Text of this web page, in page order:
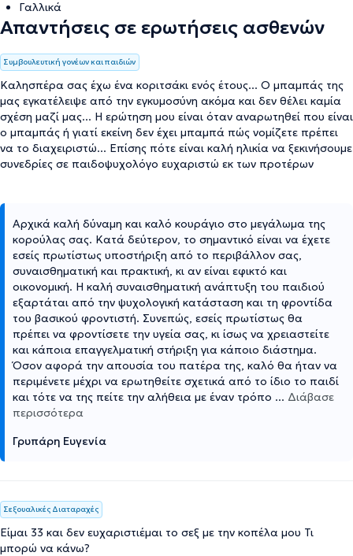
Γαλλικά
Απαντήσεις σε ερωτήσεις ασθενών
Συμβουλευτική γονέων και παιδιών
Καλησπέρα σας έχω ένα κοριτσάκι ενός έτους... Ο μπαμπάς της
μας εγκατέλειψε από την εγκυμοσύνη ακόμα και δεν θέλει καμία
σχέση μαζί μας... Η ερώτηση μου είναι όταν αναρωτηθεί που είναι
ο μπαμπάς ή γιατί εκείνη δεν έχει μπαμπά πώς νομίζετε πρέπει
να το διαχειριστώ... Επίσης πότε είναι καλή ηλικία να ξεκινήσουμε
συνεδρίες σε παιδοψυχολόγο ευχαριστώ εκ των προτέρων
Αρχικά καλή δύναμη και καλό κουράγιο στο μεγάλωμα της
κορούλας σας. Κατά δεύτερον, το σημαντικό είναι να έχετε
εσείς πρωτίστως υποστήριξη από το περιβάλλον σας,
συναισθηματική και πρακτική, κι αν είναι εφικτό και
οικονομική. Η καλή συναισθηματική ανάπτυξη του παιδιού
εξαρτάται από την ψυχολογική κατάσταση και τη φροντίδα
του βασικού φροντιστή. Συνεπώς, εσείς πρωτίστως θα
πρέπει να φροντίσετε την υγεία σας, κι ίσως να χρειαστείτε
και κάποια επαγγελματική στήριξη για κάποιο διάστημα.
Όσον αφορά την απουσία του πατέρα της, καλό θα ήταν να
περιμένετε μέχρι να ερωτηθείτε σχετικά από το ίδιο το παιδί
και τότε να της πείτε την αλήθεια με έναν τρόπο ... Διάβασε
περισσότερα
Γρυπάρη Ευγενία
Σεξουαλικές Διαταραχές
Είμαι 33 και δεν ευχαριστιέμαι το σεξ με την κοπέλα μου Τι
μπορώ να κάνω?